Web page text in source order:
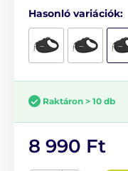
Hasonló variációk:
Raktáron > 10 db
8 990 Ft